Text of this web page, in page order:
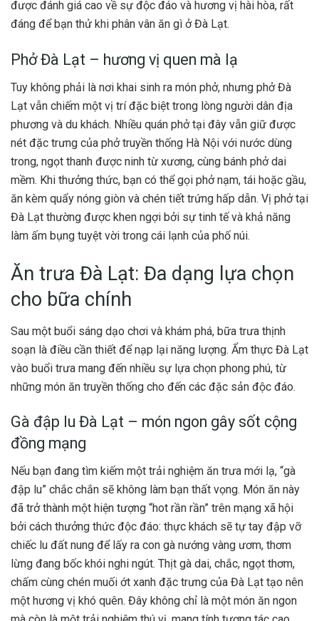
được đánh giá cao về sự độc đáo và hương vị hài hòa, rất
đáng để bạn thử khi phân vân ăn gì ở Đà Lạt.
Phở Đà Lạt – hương vị quen mà lạ
Tuy không phải là nơi khai sinh ra món phở, nhưng phở Đà
Lạt vẫn chiếm một vị trí đặc biệt trong lòng người dân địa
phương và du khách. Nhiều quán phở tại đây vẫn giữ được
nét đặc trưng của phở truyền thống Hà Nội với nước dùng
trong, ngọt thanh được ninh từ xương, cùng bánh phở dai
mềm. Khi thưởng thức, bạn có thể gọi phở nạm, tái hoặc gầu,
ăn kèm quẩy nóng giòn và chén tiết trứng hấp dẫn. Vị phở tại
Đà Lạt thường được khen ngợi bởi sự tinh tế và khả năng
làm ấm bụng tuyệt vời trong cái lạnh của phố núi.
Ăn trưa Đà Lạt: Đa dạng lựa chọn
cho bữa chính
Sau một buổi sáng dạo chơi và khám phá, bữa trưa thịnh
soạn là điều cần thiết để nạp lại năng lượng. Ẩm thực Đà Lạt
vào buổi trưa mang đến nhiều sự lựa chọn phong phú, từ
những món ăn truyền thống cho đến các đặc sản độc đáo.
Gà đập lu Đà Lạt – món ngon gây sốt cộng
đồng mạng
Nếu bạn đang tìm kiếm một trải nghiệm ăn trưa mới lạ, “gà
đập lu” chắc chắn sẽ không làm bạn thất vọng. Món ăn này
đã trở thành một hiện tượng “hot rần rần” trên mạng xã hội
bởi cách thưởng thức độc đáo: thực khách sẽ tự tay đập vỡ
chiếc lu đất nung để lấy ra con gà nướng vàng ươm, thơm
lừng đang bốc khói nghi ngút. Thịt gà dai, chắc, ngọt thơm,
chấm cùng chén muối ớt xanh đặc trưng của Đà Lạt tạo nên
một hương vị khó quên. Đây không chỉ là một món ăn ngon